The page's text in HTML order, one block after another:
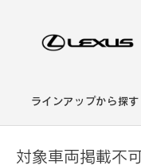
ラインアップから探す
対象車両掲載不